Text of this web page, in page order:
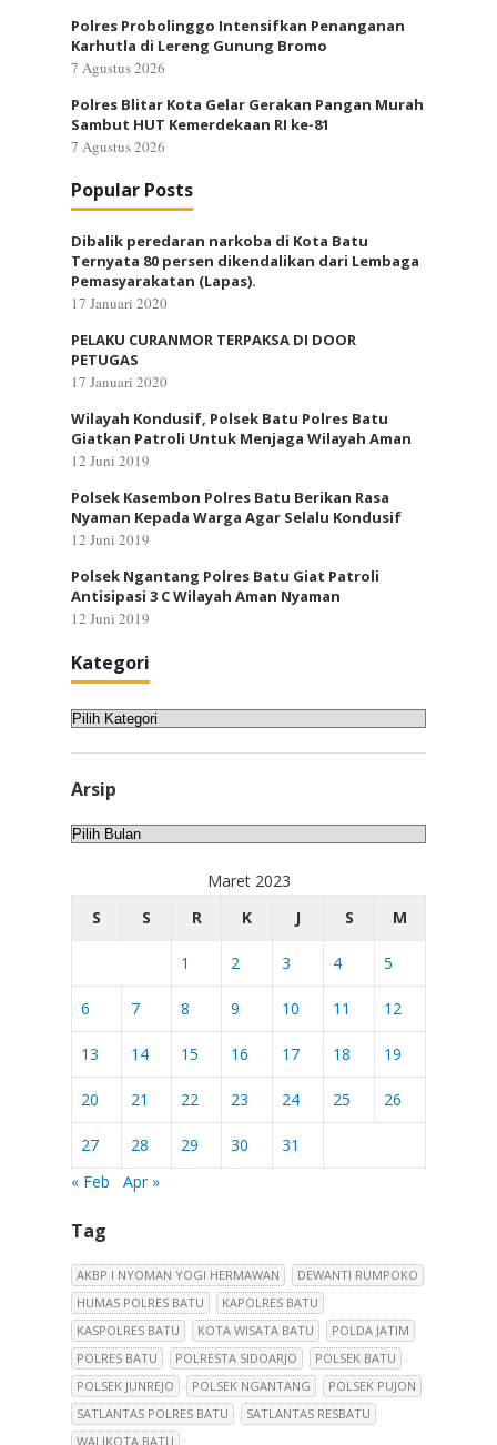
Polres Probolinggo Intensifkan Penanganan
Karhutla di Lereng Gunung Bromo
7 Agustus 2026
Polres Blitar Kota Gelar Gerakan Pangan Murah
Sambut HUT Kemerdekaan RI ke-81
7 Agustus 2026
Popular Posts
Dibalik peredaran narkoba di Kota Batu
Ternyata 80 persen dikendalikan dari Lembaga
Pemasyarakatan (Lapas).
17 Januari 2020
PELAKU CURANMOR TERPAKSA DI DOOR
PETUGAS
17 Januari 2020
Wilayah Kondusif, Polsek Batu Polres Batu
Giatkan Patroli Untuk Menjaga Wilayah Aman
12 Juni 2019
Polsek Kasembon Polres Batu Berikan Rasa
Nyaman Kepada Warga Agar Selalu Kondusif
12 Juni 2019
Polsek Ngantang Polres Batu Giat Patroli
Antisipasi 3 C Wilayah Aman Nyaman
12 Juni 2019
Kategori
Kategori
Arsip
Arsip
Maret 2023
S
S R K J S M
1 2 3 4 5
6 7 8 9 10 11 12
13 14 15 16 17 18 19
20 21 22 23 24 25 26
27 28 29 30
31
« Feb
Apr »
Tag
AKBP I NYOMAN YOGI HERMAWAN
DEWANTI RUMPOKO
HUMAS POLRES BATU
KAPOLRES BATU
KASPOLRES BATU
KOTA WISATA BATU
POLDA JATIM
POLRES BATU
POLRESTA SIDOARJO
POLSEK BATU
POLSEK JUNREJO
POLSEK NGANTANG
POLSEK PUJON
SATLANTAS POLRES BATU
SATLANTAS RESBATU
WALIKOTA BATU